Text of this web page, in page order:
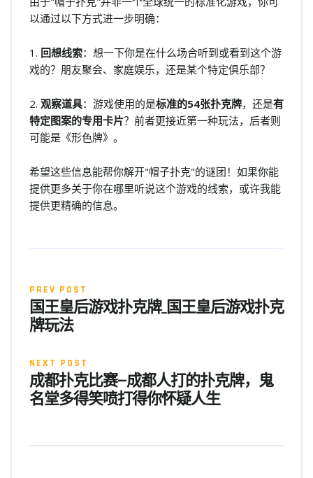
以通过以下方式进一步明确：
1. 回想线索：想一下你是在什么场合听到或看到这个游
戏的？朋友聚会、家庭娱乐，还是某个特定俱乐部？
2. 观察道具：游戏使用的是标准的54张扑克牌，还是有
特定图案的专用卡片？前者更接近第一种玩法，后者则
可能是《形色牌》。
希望这些信息能帮你解开"帽子扑克"的谜团！如果你能
提供更多关于你在哪里听说这个游戏的线索，或许我能
提供更精确的信息。
PREV POST
国王皇后游戏扑克牌_国王皇后游戏扑克
牌玩法
NEXT POST
成都扑克比赛—成都人打的扑克牌，鬼
名堂多得笑喷打得你怀疑人生